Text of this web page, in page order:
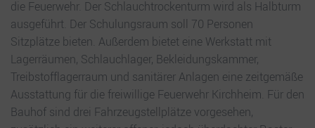
die Feuerwehr. Der Schlauchtrockenturm wird als Halbturm
ausgeführt. Der Schulungsraum soll 70 Personen
Sitzplätze bieten. Außerdem bietet eine Werkstatt mit
Lagerräumen, Schlauchlager, Bekleidungskammer,
Treibstofflagerraum und sanitärer Anlagen eine zeitgemäße
Ausstattung für die freiwillige Feuerwehr Kirchheim. Für den
Bauhof sind drei Fahrzeugstellplätze vorgesehen,